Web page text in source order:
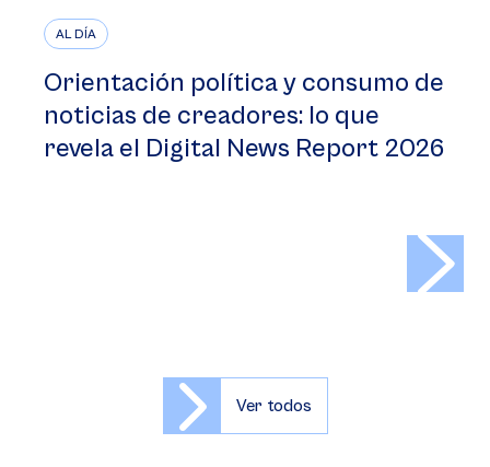
AL DÍA
Orientación política y consumo de
noticias de creadores: lo que
revela el Digital News Report 2026
Ver todos